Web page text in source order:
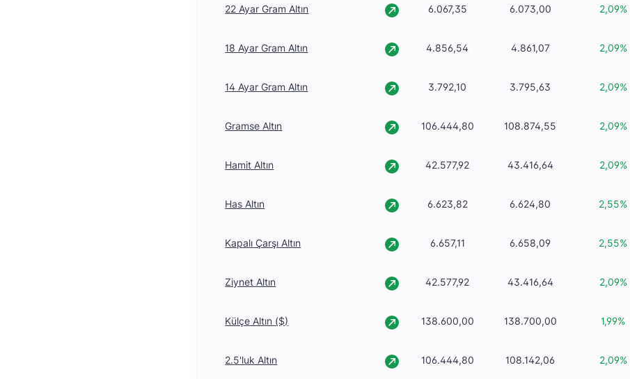
22 Ayar Gram Altın 6.067,35 6.073,00 2,09%
18 Ayar Gram Altın 4.856,54 4.861,07 2,09%
14 Ayar Gram Altın 3.792,10 3.795,63 2,09%
Gramse Altın 106.444,80 108.874,55 2,09%
Hamit Altın 42.577,92 43.416,64 2,09%
Has Altın 6.623,82 6.624,80 2,55%
Kapalı Çarşı Altın 6.657,11 6.658,09 2,55%
Ziynet Altın 42.577,92 43.416,64 2,09%
Külçe Altın ($) 138.600,00 138.700,00 1,99%
2.5'luk Altın 106.444,80 108.142,06 2,09%